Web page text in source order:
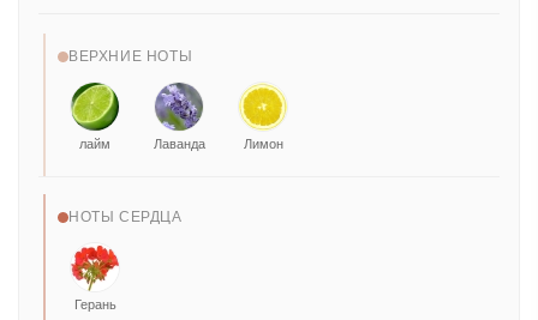
ВЕРХНИЕ НОТЫ
лайм Лаванда Лимон
НОТЫ СЕРДЦА
Герань